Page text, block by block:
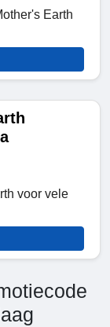
Earth
voor vele